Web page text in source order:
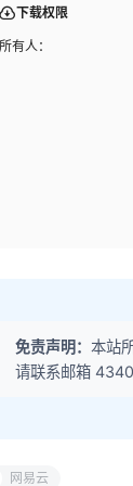
下载权限
所有人：
免责声明： 本站
请联系邮箱
网易云